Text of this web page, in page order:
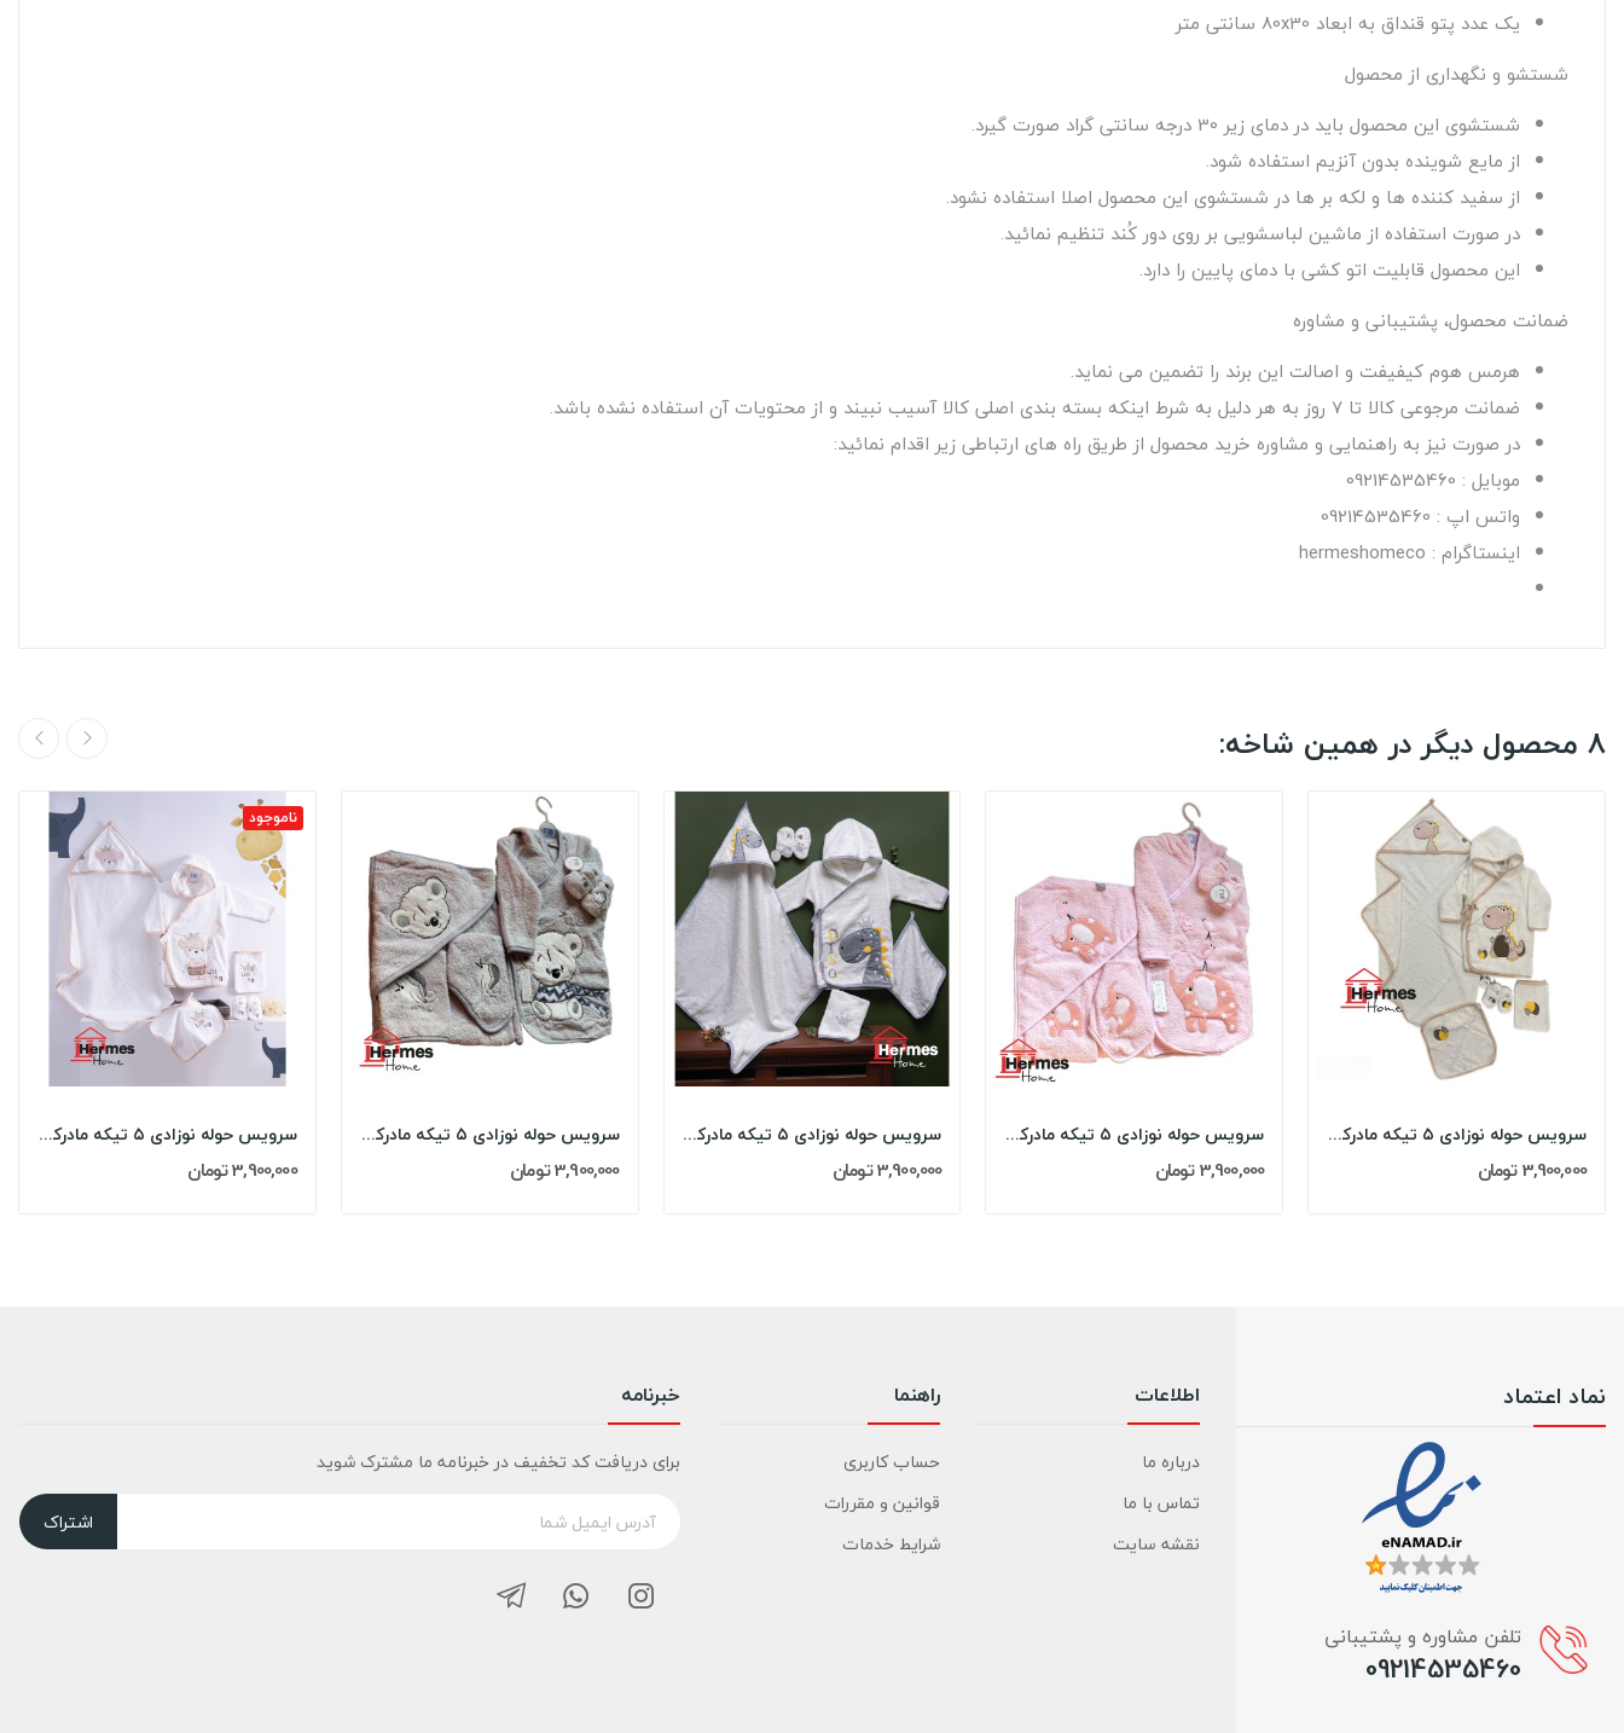
یک عدد پتو قنداق به ابعاد 80x30 سانتی متر
شستشو و نگهداری از محصول
شستشوی این محصول باید در دمای زیر 30 درجه سانتی گراد صورت گیرد.
از مایع شوینده بدون آنزیم استفاده شود.
از سفید کننده ها و لکه بر ها در شستشوی این محصول اصلا استفاده نشود.
در صورت استفاده از ماشین لباسشویی بر روی دور کُند تنظیم نمائید.
این محصول قابلیت اتو کشی با دمای پایین را دارد.
ضمانت محصول، پشتیبانی و مشاوره
هرمس هوم کیفیفت و اصالت این برند را تضمین می نماید.
ضمانت مرجوعی کالا تا 7 روز به هر دلیل به شرط اینکه بسته بندی اصلی کالا آسیب نبیند و از محتویات آن استفاده نشده باشد.
در صورت نیز به راهنمایی و مشاوره خرید محصول از طریق راه های ارتباطی زیر اقدام نمائید:
موبایل : 09214535460
واتس اپ : 09214535460
اینستاگرام : hermeshomeco
8 محصول دیگر در همین شاخه:
ناموجود
سرویس حوله نوزادی ۵ تیکه مادرکر MOTHERCARE مدل:...
3,900,000 تومان
سرویس حوله نوزادی ۵ تیکه مادرکر MOTHERCARE مدل:...
3,900,000 تومان
سرویس حوله نوزادی ۵ تیکه مادرکر MOTHERCARE مدل:...
3,900,000 تومان
سرویس حوله نوزادی ۵ تیکه مادرکر MOTHERCARE مدل:...
3,900,000 تومان
سرویس حوله نوزادی ۵ تیکه مادرکر MOTHERCARE مدل:...
3,900,000 تومان
نماد اعتماد
تلفن مشاوره و پشتیبانی
09214535460
اطلاعات
درباره ما
تماس با ما
نقشه سایت
راهنما
حساب کاربری
قوانین و مقررات
شرایط خدمات
خبرنامه
برای دریافت کد تخفیف در خبرنامه ما مشترک شوید
اشتراک